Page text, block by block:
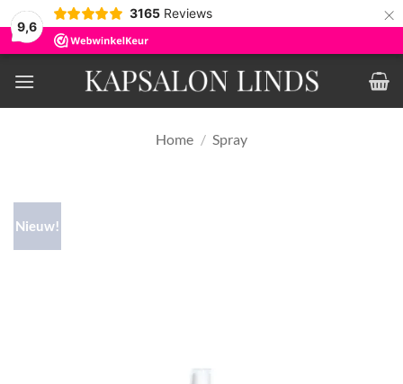
9,6
3165 Reviews ×
naar
inhoud
Home / Spray
Nieuw!